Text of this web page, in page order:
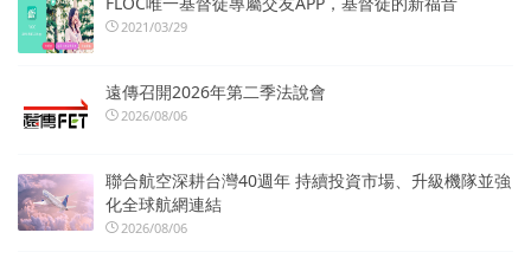
2021/03/29
遠傳召開2026年第二季法說會
2026/08/06
聯合航空深耕台灣40週年 持續投資市場、升級機隊並強
化全球航網連結
2026/08/06